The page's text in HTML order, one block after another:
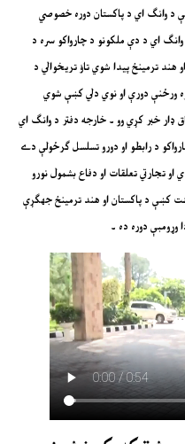
د وانګ اي د پاکستان دوره خصوصي
اي د دې ملکونو د چارواکو سره د
ترمينځ پيدا شوي تاؤ تريخوالي د
ورځنې دورې او نوي دلي کښې شوي
ډار خبر کړي وو ۔ خارجه دفتر د وانګ اي
د رابطو او دورو تسلسل ګرځولې دے
تجارتي تعلقات او دفاع بشمول نورو
کښې د پاکستان او هند ترمينځ جهګړې
دوره ده ۔